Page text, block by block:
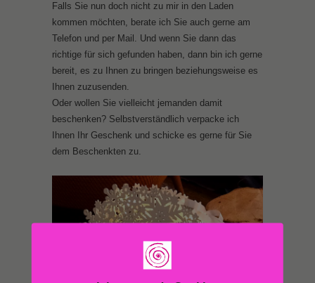
Falls Sie nun doch nicht zu mir in den Laden
kommen möchten, berate ich Sie auch gerne am
Telefon und per Mail. Und wenn Sie dann das
richtige für sich gefunden haben, dann bin ich gerne
bereit, es zu Ihnen zu bringen beziehungsweise es
Ihnen zuzusenden.
Oder wollen Sie vielleicht jemanden damit
beschenken? Selbstverständlich verpacke ich
Ihnen Ihr Geschenk und schicke es gerne für Sie
dem Beschenkten zu.